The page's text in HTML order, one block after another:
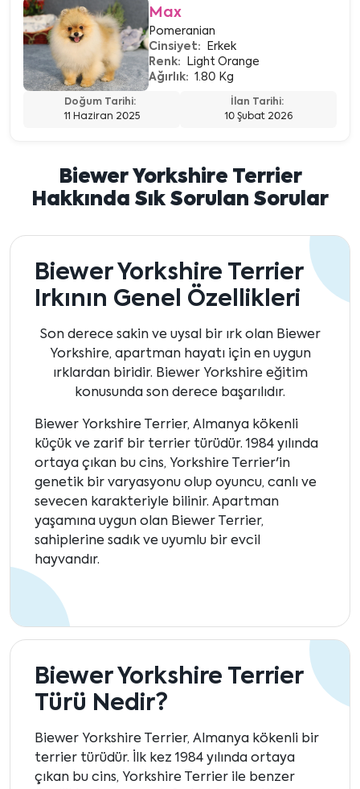
Max
Pomeranian
Cinsiyet:
Erkek
Renk:
Light Orange
Ağırlık: 1.80 Kg
Doğum Tarihi:
11 Haziran 2025
İlan Tarihi:
10 Şubat 2026
Biewer Yorkshire Terrier
Hakkında Sık Sorulan Sorular
Biewer Yorkshire Terrier
Irkının Genel Özellikleri
Son derece sakin ve uysal bir ırk olan Biewer
Yorkshire, apartman hayatı için en uygun
ırklardan biridir. Biewer Yorkshire eğitim
konusunda son derece başarılıdır.
Biewer Yorkshire Terrier, Almanya kökenli
küçük ve zarif bir terrier türüdür. 1984 yılında
ortaya çıkan bu cins, Yorkshire Terrier'in
genetik bir varyasyonu olup oyuncu, canlı ve
sevecen karakteriyle bilinir. Apartman
yaşamına uygun olan Biewer Terrier,
sahiplerine sadık ve uyumlu bir evcil
hayvandır.
Biewer Yorkshire Terrier
Türü Nedir?
Biewer Yorkshire Terrier, Almanya kökenli bir
terrier türüdür. İlk kez 1984 yılında ortaya
çıkan bu cins, Yorkshire Terrier ile benzer